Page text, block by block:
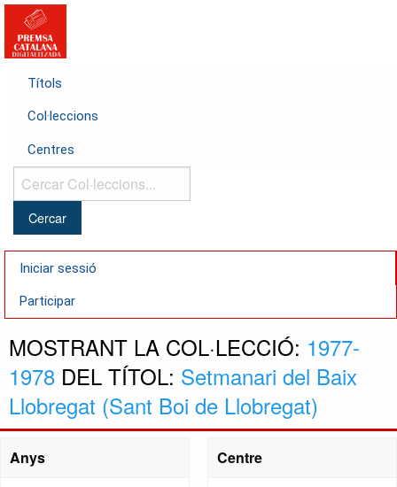
Títols
Col·leccions
Centres
Cercar
Col·leccions...
Iniciar sessió
Participar
MOSTRANT LA COL·LECCIÓ: 1977-
1978 DEL TÍTOL: Setmanari del Baix
Llobregat (Sant Boi de Llobregat)
Anys
Centre